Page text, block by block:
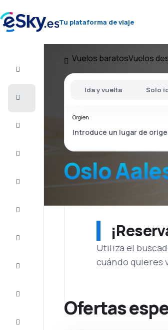
Tu plataforma de viaje
Vuelos baratosVuelos
Oslo
Ida y vuelta Solo
Orgien
Utiliza el
cuándo quieres
Ofertas